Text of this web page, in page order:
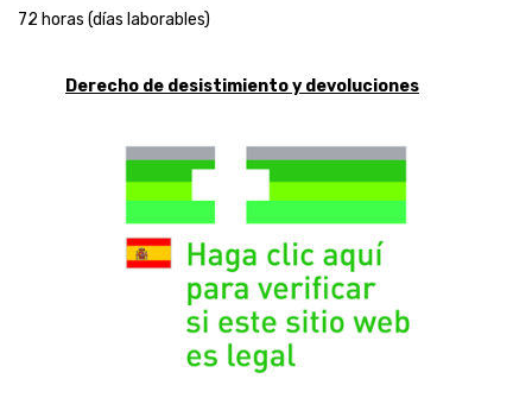
72 horas (días laborables)
Derecho de desistimiento y devoluciones